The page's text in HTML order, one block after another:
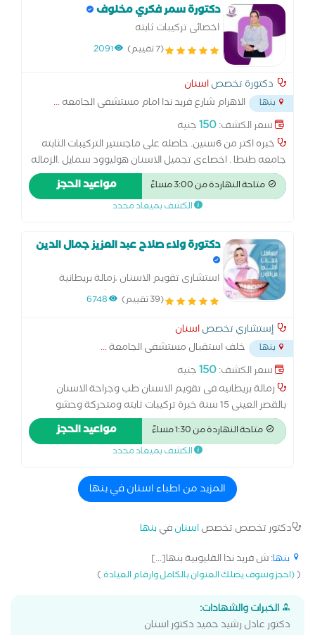
دكتورة سمر فكري مخلوف
اخصائى تركيبات ثابته
(7 تقييم) 2091
دكتورة تخصصاسنان
بنها الاهرام شارع فريد ندا امام مستشفى الجامعه...
سعر الكشف:150جنيه
خبره اكتر من 6سنين. حاصله على ماجستير التركيبات الثابته
جامعه طنطا . اخصاءى تجميل الاسنان هوليوود سمايل .الزماله
البريطانيه العامه سنه 2017
متاحة النهاردة من 3:00 مساءً مواعيد الحجز
الكشف بميعاد محدد
دكتورة ولاء صلاح عبد العزيز جمال الدين
استشارى تقويم الاسنان ،زمالة بريطانية
بتقويم الاسنان تركيبات وحشوات وجراحة طب
(39 تقييم) 6748
إستشاري تخصصاسنان
بنها خلف استقبال مستشفى الجامعة...
سعر الكشف:150جنيه
زمالة بريطانيه فى تقويم الاسنان طب وجراحة الاسنان
بالقصر العينى 15 سنة خبرة تركيبات ثابته ومتحركة وحشو
تجميلى وحشو العصب وتركيبات الزيركينيوم وزراعة الأسنان
وجلسات فلوريد للاطفال وتبييض ليزر والتدخل المبكر لعلاج
تقدم وتأخر الفكين بالتقويم
متاحة النهاردة من 1:30 مساءً مواعيد الحجز
الكشف بميعاد محدد
المزيد من اطباء اسنان في بنها
دكتور تخصص تخصصاسنانفيبنها
بنها: ش فريد ندا القليوبية بنها[...]
((احجز وسوف يصلك العنوان بالكامل وارقام العيادة)
الخبرات والشهادات:
دكتور عادل رشيد حميد دكتور اسنان